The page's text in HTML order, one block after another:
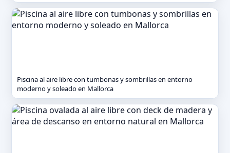
Piscina al aire libre con tumbonas y sombrillas en entorno
moderno y soleado en Mallorca